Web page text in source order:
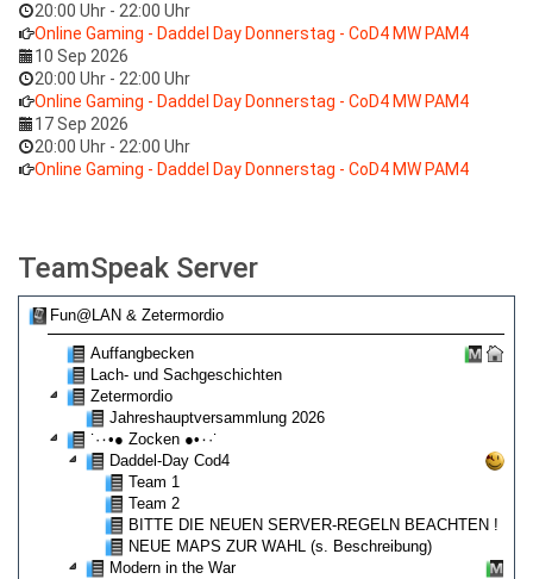
20:00 Uhr - 22:00 Uhr
Online Gaming - Daddel Day Donnerstag - CoD4 MW PAM4
10 Sep 2026
20:00 Uhr - 22:00 Uhr
Online Gaming - Daddel Day Donnerstag - CoD4 MW PAM4
17 Sep 2026
20:00 Uhr - 22:00 Uhr
Online Gaming - Daddel Day Donnerstag - CoD4 MW PAM4
TeamSpeak Server